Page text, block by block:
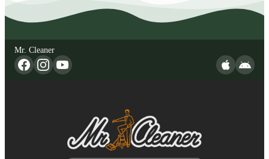
Mr. Cleaner